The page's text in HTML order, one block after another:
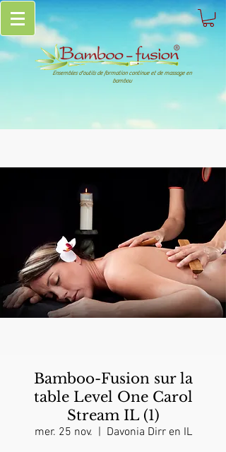
Ensembles d'outils de formation continue et de massage en
bambou
Bamboo-Fusion sur la
table Level One Carol
Stream IL (1)
mer. 25 nov.
  |
Davonia Dirr en IL